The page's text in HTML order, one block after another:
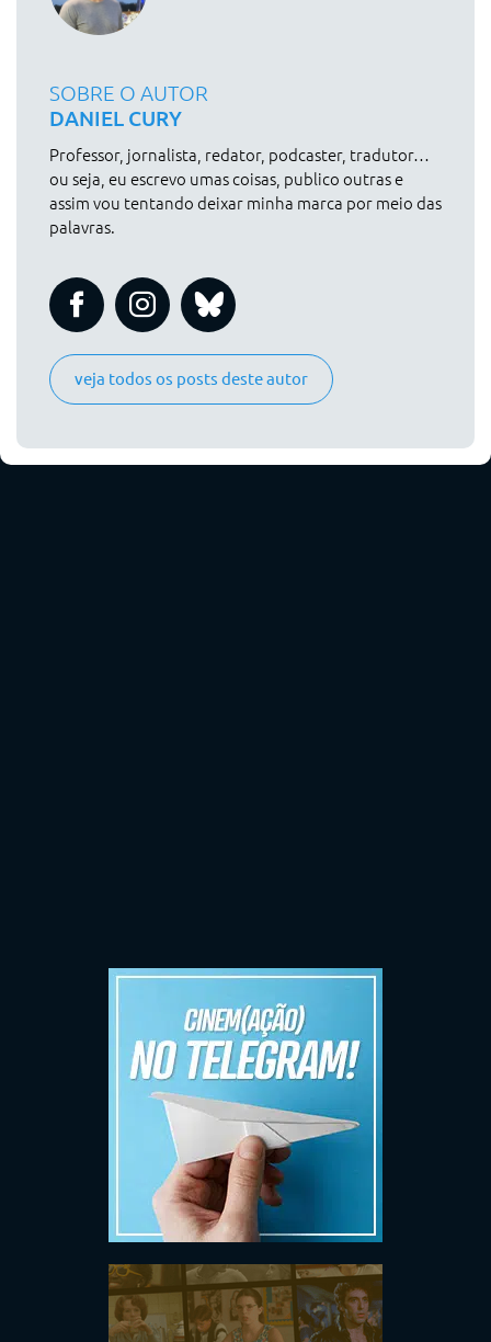
SOBRE O AUTOR
DANIEL CURY
Professor, jornalista, redator, podcaster, tradutor…
ou seja, eu escrevo umas coisas, publico outras e
assim vou tentando deixar minha marca por meio das
palavras.
veja todos os posts deste autor